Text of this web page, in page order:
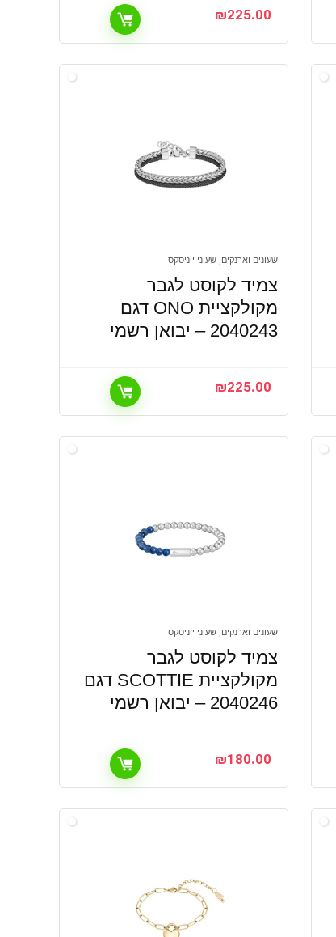
₪225.00
שעונים וארנקים, שעוני יוניסקס
צמיד לקוסט לגבר
מקולקציית ONO דגם
2040243 – יבואן רשמי
₪225.00
שעונים וארנקים, שעוני יוניסקס
צמיד לקוסט לגבר
מקולקציית SCOTTIE דגם
2040246 – יבואן רשמי
₪180.00